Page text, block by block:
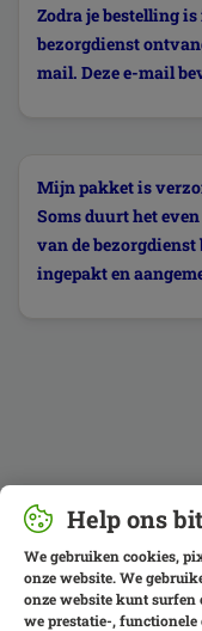
Zodra je bestelling
bezorgdienst
mail. Deze e-mail
Mijn pakket is
Soms duurt het
van de
ingepakt en
Help ons
We gebruiken cookies,
onze website. We
onze website kunt
we prestatie-,